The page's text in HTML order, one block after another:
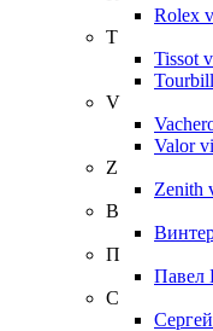
Rolex
T
Tissot
V
Valor
Z
Zenith
В
П
Павел
С